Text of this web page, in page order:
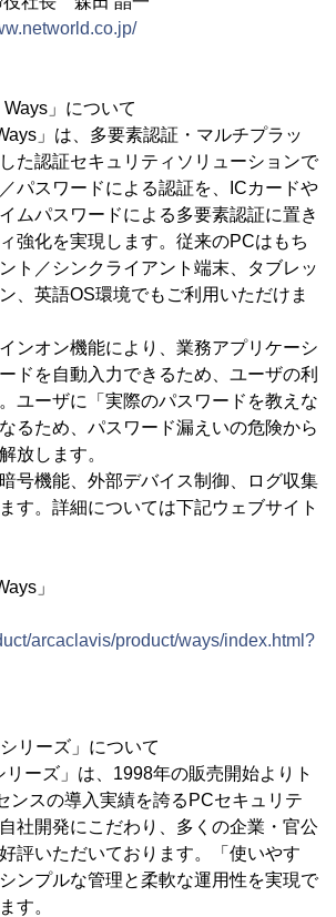
」について
」は、多要素認証・マルチプラッ
た認証セキュリティソリューションで
パスワードによる認証を、ICカードや
ムパスワードによる多要素認証に置き
強化を実現します。従来のPCはもち
ト／シンクライアント端末、タブレッ
、英語OS環境でもご利用いただけま
ンオン機能により、業務アプリケーシ
ドを自動入力できるため、ユーザの利
ユーザに「実際のパスワードを教えな
るため、パスワード漏えいの危険から
放します。
号機能、外部デバイス制御、ログ収集
す。詳細については下記ウェブサイト
」
arcaclavis/product/ways/index.html?
リーズ」について
リーズ」は、1998年の販売開始よりト
ンスの導入実績を誇るPCセキュリテ
社開発にこだわり、多くの企業・官公
評いただいております。「使いやす
ンプルな管理と柔軟な運用性を実現で
す。